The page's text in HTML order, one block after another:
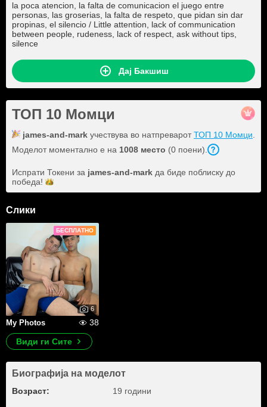
la poca atencion, la falta de comunicacion el juego entre
personas, las groserias, la falta de respeto, que pidan sin dar
propinas, el silencio / Little attention, lack of communication
between people, rudeness, lack of respect, ask without tips,
silence
Дај Бакшиш
ТОП 10 Момци
james-and-mark учествува во натпреваротТОП 10 Момци
Моделот моментално е на 1008 место (0 поени).
Испрати Токени за james-and-mark да биде поблиску до
победа!
Слики
БЕСПЛАТНО
6
My Photos
38
Види ги Сите
Биографија на моделот
Возраст: 19 години